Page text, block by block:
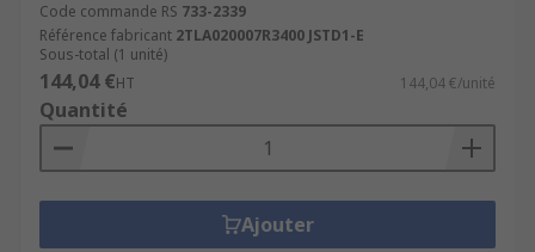
Code commande RS 733-2339
Référence fabricant 2TLA020007R3400 JSTD1-E
Sous-total (1 unité)
144,04 €HT 144,04 €/unité
Quantité
Ajouter